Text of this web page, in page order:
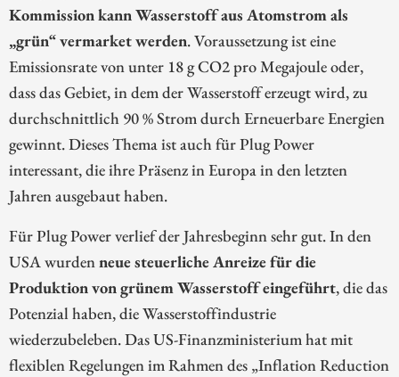
Kommission kann Wasserstoff aus Atomstrom als
„grün“ vermarket werden. Voraussetzung ist eine
Emissionsrate von unter 18 g CO2 pro Megajoule oder,
dass das Gebiet, in dem der Wasserstoff erzeugt wird, zu
durchschnittlich 90 % Strom durch Erneuerbare Energien
gewinnt. Dieses Thema ist auch für Plug Power
interessant, die ihre Präsenz in Europa in den letzten
Jahren ausgebaut haben.
Für Plug Power verlief der Jahresbeginn sehr gut. In den
USA wurden neue steuerliche Anreize für die
Produktion von grünem Wasserstoff eingeführt, die das
Potenzial haben, die Wasserstoffindustrie
wiederzubeleben. Das US-Finanzministerium hat mit
flexiblen Regelungen im Rahmen des „Inflation Reduction